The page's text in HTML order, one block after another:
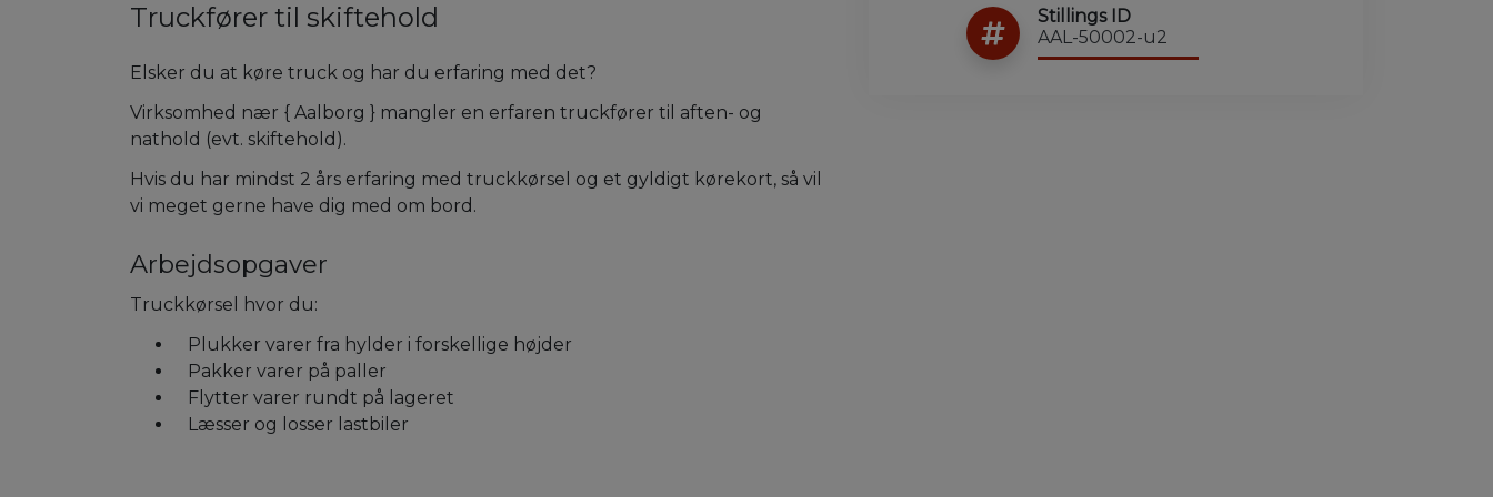
Truckfører til skiftehold
Elsker du at køre truck og har du erfaring med det?
Virksomhed nær { Aalborg } mangler en erfaren truckfører til aften- og
nathold (evt. skiftehold).
Hvis du har mindst 2 års erfaring med truckkørsel og et gyldigt kørekort, så vil
vi meget gerne have dig med om bord.
Arbejdsopgaver
Truckkørsel hvor du:
Plukker varer fra hylder i forskellige højder
Pakker varer på paller
Flytter varer rundt på lageret
Læsser og losser lastbiler
Stillings ID
AAL-50002-u2